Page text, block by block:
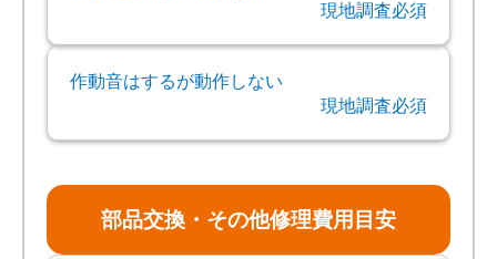
現地調査必須
作動音はするが動作しない
現地調査必須
部品交換・その他修理費用目安